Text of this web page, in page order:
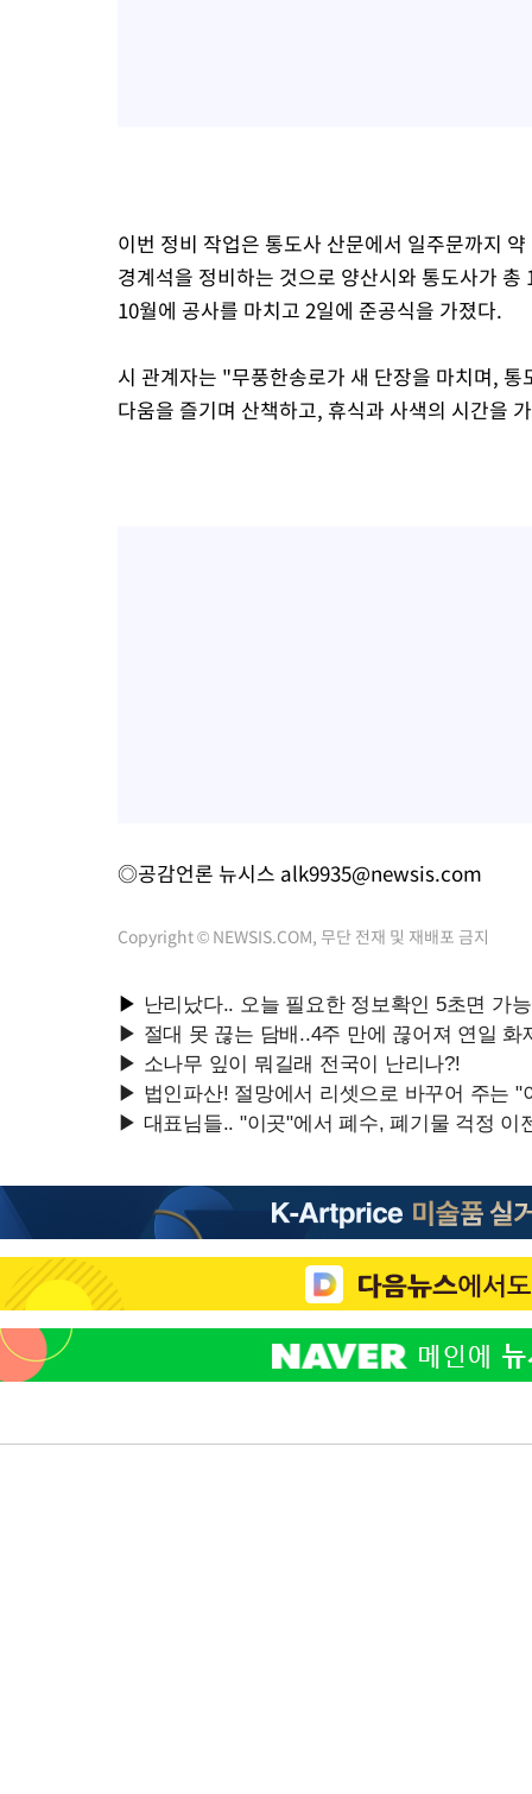
이번 정비 작업은 통도사 산문에서 일주문까지
경계석을 정비하는 것으로 양산시와 통도사가
10월에 공사를 마치고 2일에 준공식을 가졌다.
시 관계자는 "무풍한송로가 새 단장을 마치며,
다움을 즐기며 산책하고, 휴식과 사색의 시간을
◎공감언론 뉴시스 alk9935@newsis.com
Copyright © NEWSIS.COM, 무단 전재 및 재배포 금지